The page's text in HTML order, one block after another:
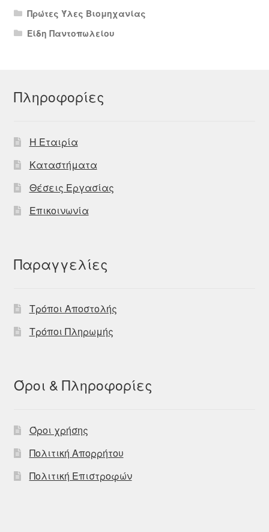
Πρώτες Ύλες Βιομηχανίας
Είδη Παντοπωλείου
Πληροφορίες
Η Εταιρία
Καταστήματα
Θέσεις Εργασίας
Επικοινωνία
Παραγγελίες
Τρόποι Αποστολής
Τρόποι Πληρωμής
Όροι & Πληροφορίες
Όροι χρήσης
Πολιτική Απορρήτου
Πολιτική Επιστροφών